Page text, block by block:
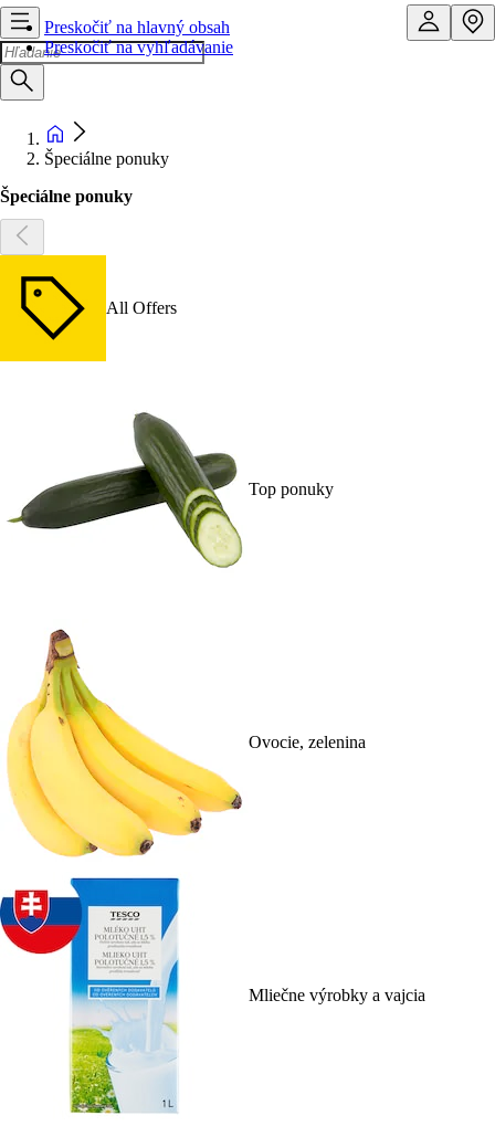
Preskočiť na hlavný obsah
Preskočiť na vyhľadávanie
Špeciálne ponuky
Špeciálne ponuky
All Offers
Top ponuky
Ovocie, zelenina
Mliečne výrobky a vajcia